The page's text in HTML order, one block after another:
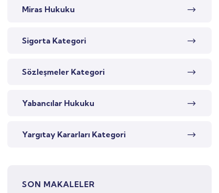
Miras Hukuku
Sigorta Kategori
Sözleşmeler Kategori
Yabancılar Hukuku
Yargıtay Kararları Kategori
SON MAKALELER